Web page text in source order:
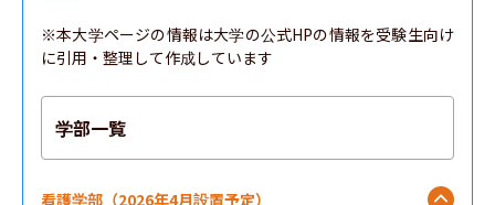
※本大学ページの情報は大学の公式HPの情報を受験生向け
に引用・整理して作成しています
学部一覧
看護学部（2026年4月設置予定）